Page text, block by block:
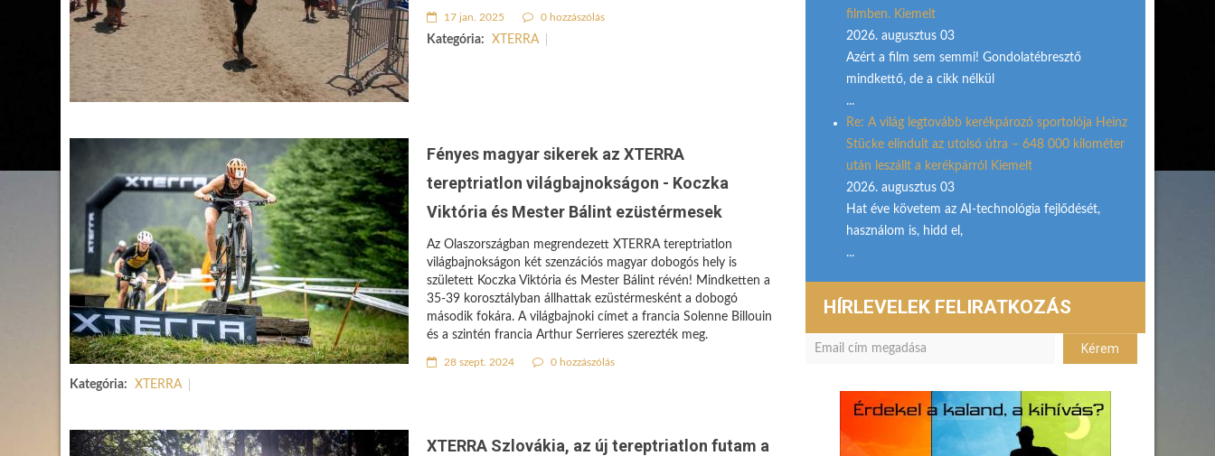
17 jan. 2025 0 hozzászólás
Kategória: XTERRA
Fényes magyar sikerek az XTERRA
tereptriatlon világbajnokságon - Koczka
Viktória és Mester Bálint ezüstérmesek
Az Olaszországban megrendezett XTERRA tereptriatlon
világbajnokságon két szenzációs magyar dobogós hely is
született Koczka Viktória és Mester Bálint révén! Mindketten a
35-39 korosztályban állhattak ezüstérmesként a dobogó
második fokára. A világbajnoki címet a francia Solenne Billouin
és a szintén francia Arthur Serrieres szerezték meg.
28 szept. 2024 0 hozzászólás
Kategória: XTERRA
XTERRA Szlovákia, az új tereptriatlon futam a
filmben. Kiemelt
2026. augusztus 03
Azért a film sem semmi! Gondolatébresztő
mindkettő, de a cikk nélkül
...
Re: A világ legtovább kerékpározó sportolója Heinz
Stücke elindult az utolsó útra – 648 000 kilométer
után leszállt a kerékpárról Kiemelt
2026. augusztus 03
Hat éve követem az AI-technológia fejlődését,
használom is, hidd el,
...
HÍRLEVELEK FELIRATKOZÁS